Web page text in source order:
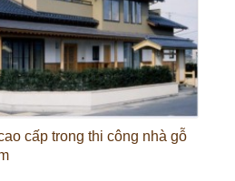
cấp trong thi công nhà gỗ